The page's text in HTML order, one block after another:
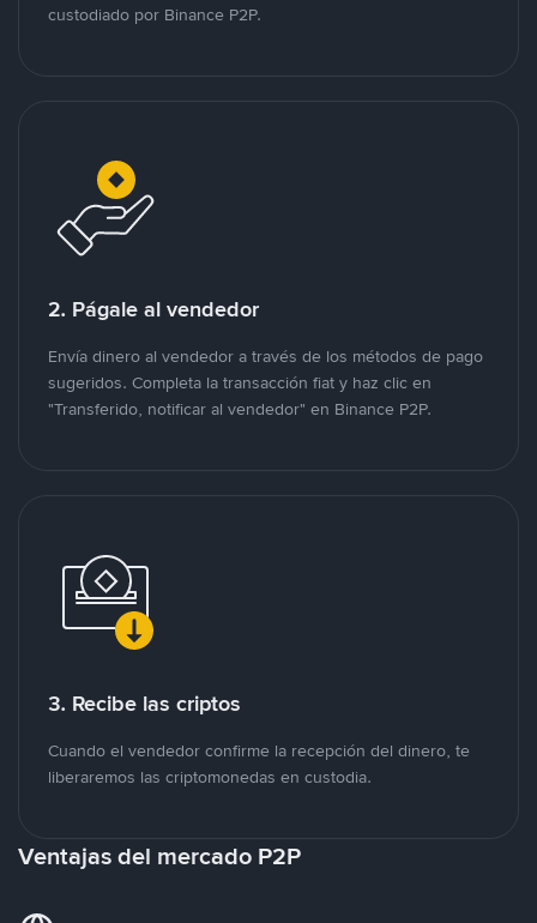
custodiado por Binance P2P.
2. Págale al vendedor
Envía dinero al vendedor a través de los métodos de pago
sugeridos. Completa la transacción fiat y haz clic en
"Transferido, notificar al vendedor" en Binance P2P.
3. Recibe las criptos
Cuando el vendedor confirme la recepción del dinero, te
liberaremos las criptomonedas en custodia.
Ventajas del mercado P2P